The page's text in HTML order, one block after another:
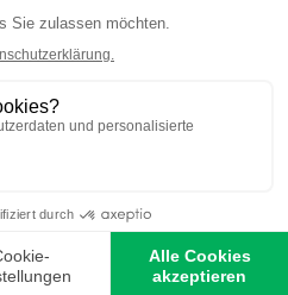
Ratgeber